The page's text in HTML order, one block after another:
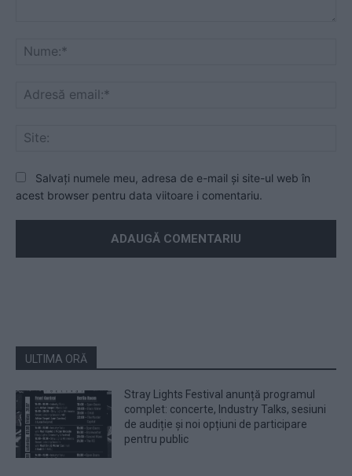
Salvați numele meu, adresa de e-mail și site-ul web în
acest browser pentru data viitoare i comentariu.
ULTIMA ORĂ
Stray Lights Festival anunță programul
complet: concerte, Industry Talks, sesiuni
de audiție și noi opțiuni de participare
pentru public